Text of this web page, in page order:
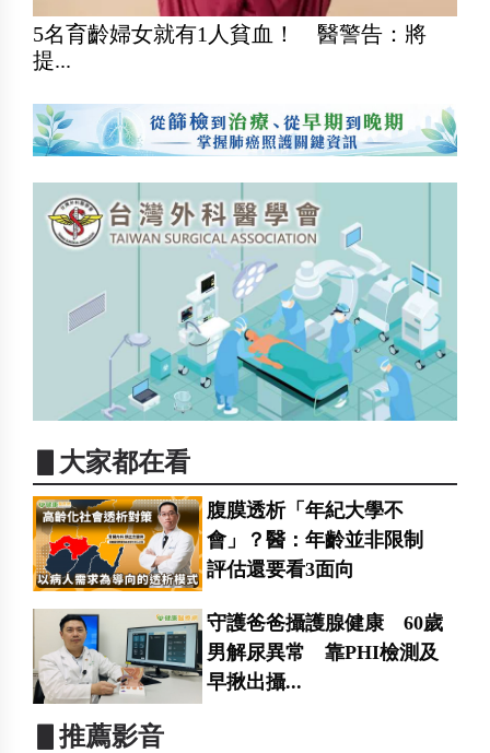
5名育齡婦女就有1人貧血！ 醫警告：將
提...
▋大家都在看
腹膜透析「年紀大學不
會」？醫：年齡並非限制
評估還要看3面向
守護爸爸攝護腺健康 60歲
男解尿異常 靠PHI檢測及
早揪出攝...
▋推薦影音